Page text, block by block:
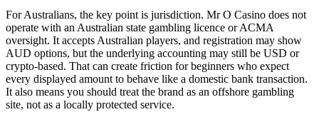
For Australians, the key point is jurisdiction. Mr O Casino does not
operate with an Australian state gambling licence or ACMA
oversight. It accepts Australian players, and registration may show
AUD options, but the underlying accounting may still be USD or
crypto-based. That can create friction for beginners who expect
every displayed amount to behave like a domestic bank transaction.
It also means you should treat the brand as an offshore gambling
site, not as a locally protected service.